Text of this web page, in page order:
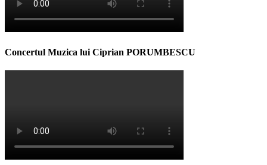
Concertul Muzica lui Ciprian PORUMBESCU